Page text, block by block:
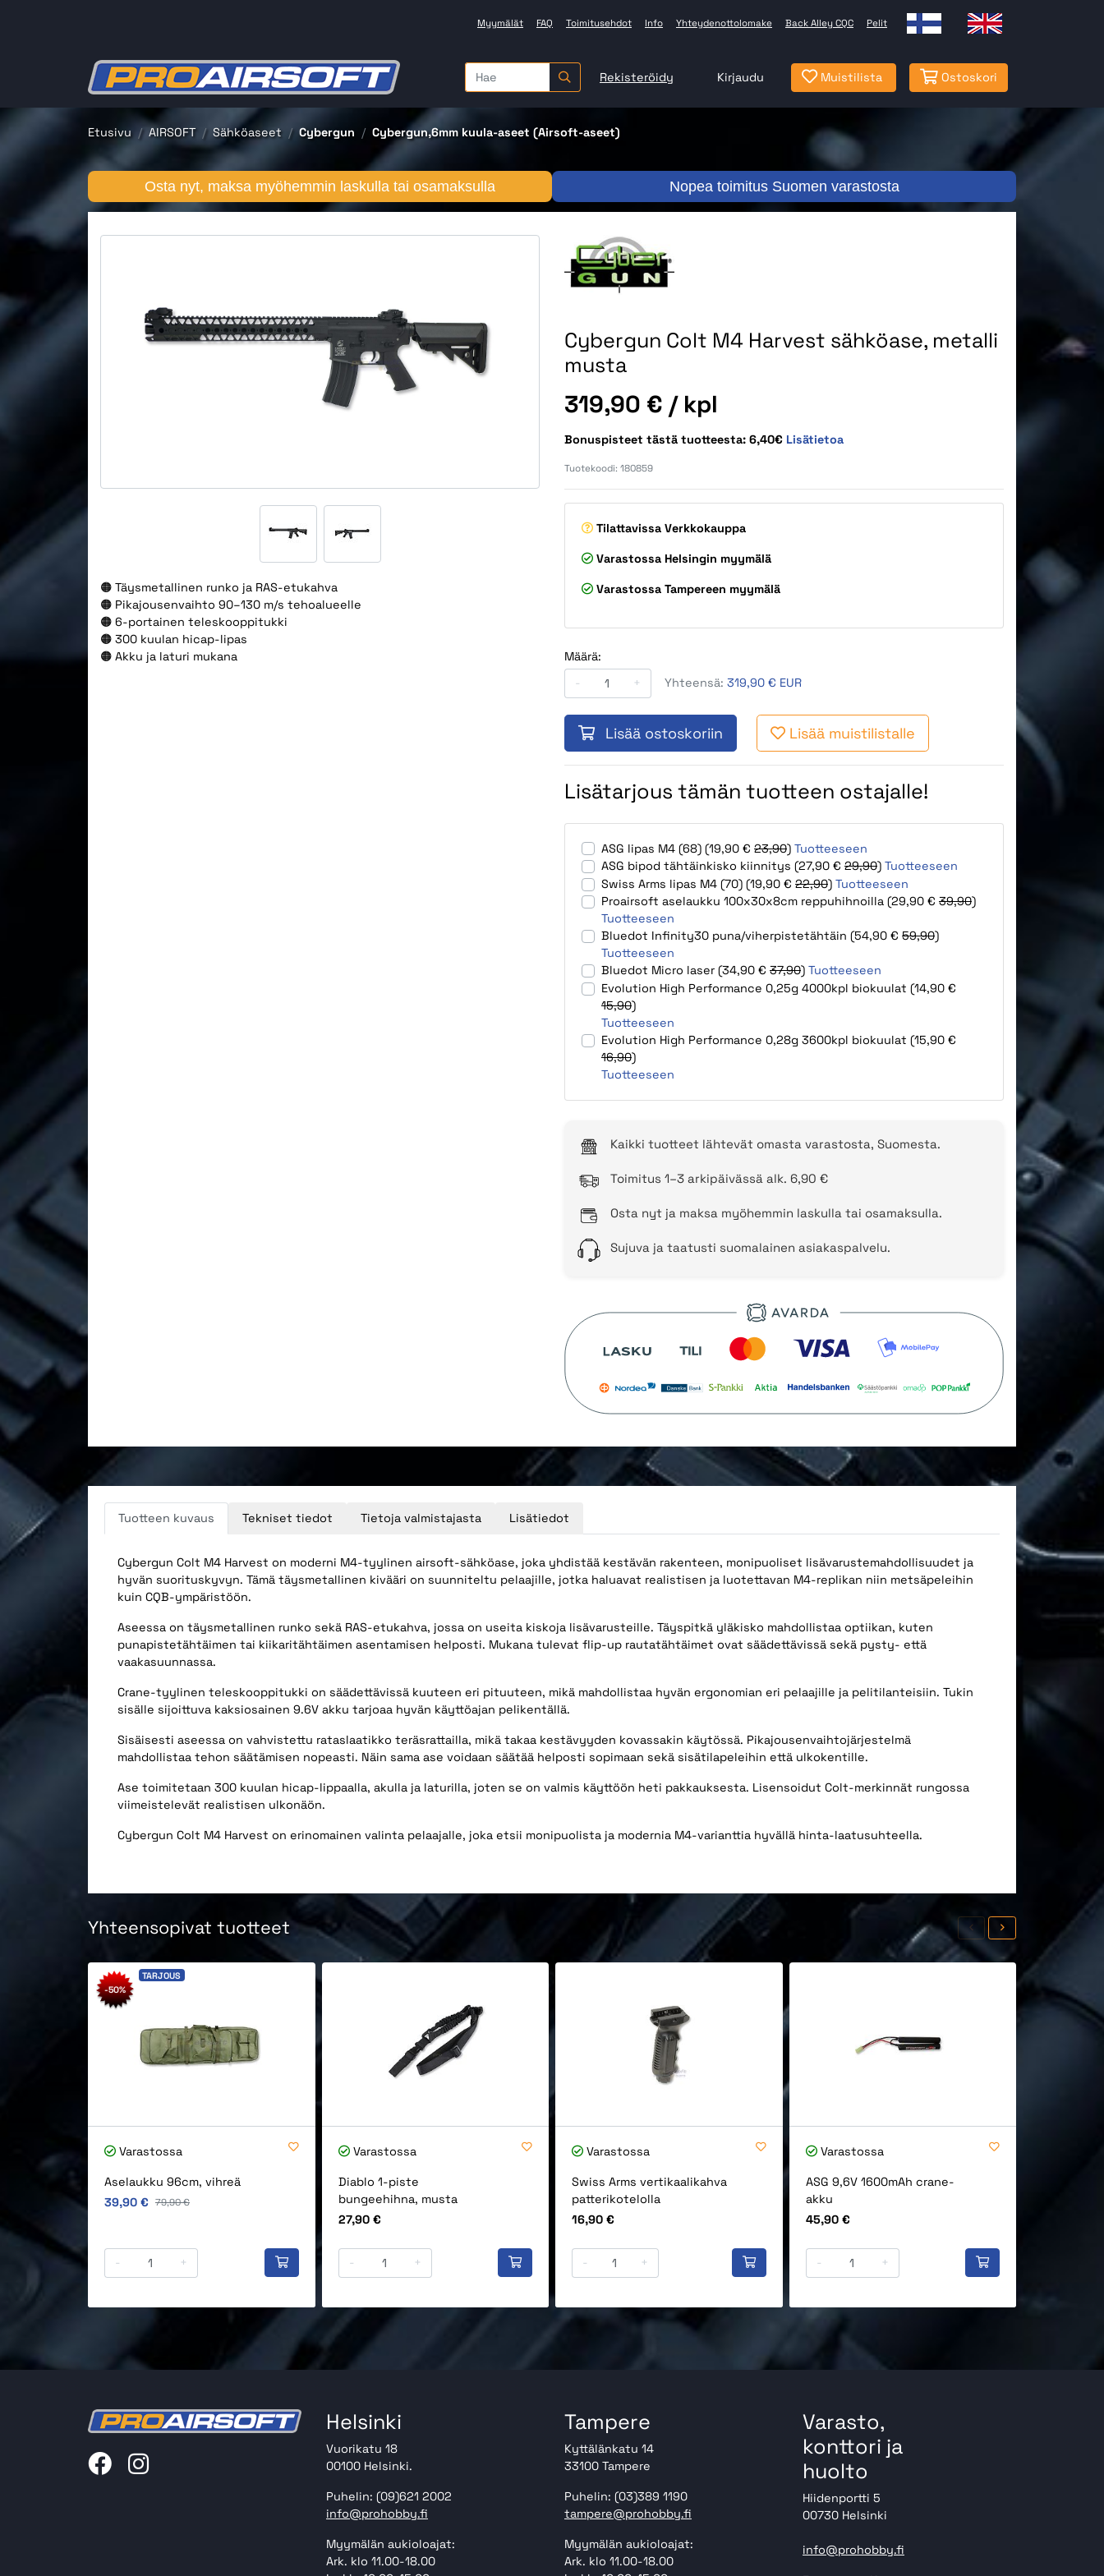
Myymälät FAQ Toimitusehdot Info Yhteydenottolomake Back Alley CQC Pelit
Rekisteröidy Kirjaudu Muistilista Ostoskori
Etusivu AIRSOFT Sähköaseet Cybergun Cybergun,6mm kuula-aseet (Airsoft-aseet)
Osta nyt, maksa myöhemmin laskulla tai osamaksulla Nopea toimitus Suomen varastosta
🟠 Täysmetallinen runko ja RAS-etukahva
🟠 Pikajousenvaihto 90–130 m/s tehoalueelle
🟠 6-portainen teleskooppitukki
🟠 300 kuulan hicap-lipas
🟠 Akku ja laturi mukana
Cybergun Colt M4 Harvest sähköase, metalli
musta
Hinta
319,90 € / kpl
Bonuspisteet tästä tuotteesta: 6,40€ Lisätietoa
Tuotekoodi: 180859
Tilattavissa Verkkokauppa
Varastossa Helsingin myymälä
Varastossa Tampereen myymälä
Määrä:
-
+ Yhteensä: 319,90 € EUR
Lisää ostoskoriin Lisää muistilistalle
Lisätarjous tämän tuotteen ostajalle!
ASG lipas M4 (68) (19,90 € 23,90) Tuotteeseen
ASG bipod tähtäinkisko kiinnitys (27,90 € 29,90) Tuotteeseen
Swiss Arms lipas M4 (70) (19,90 € 22,90) Tuotteeseen
Proairsoft aselaukku 100x30x8cm reppuhihnoilla (29,90 € 39,90)
Tuotteeseen
Bluedot Infinity30 puna/viherpistetähtäin (54,90 € 59,90)
Tuotteeseen
Bluedot Micro laser (34,90 € 37,90) Tuotteeseen
Evolution High Performance 0,25g 4000kpl biokuulat (14,90 €
15,90)
Tuotteeseen
Evolution High Performance 0,28g 3600kpl biokuulat (15,90 €
16,90)
Tuotteeseen
Kaikki tuotteet lähtevät omasta varastosta, Suomesta.
Toimitus 1–3 arkipäivässä alk. 6,90 €
Osta nyt ja maksa myöhemmin laskulla tai osamaksulla.
Sujuva ja taatusti suomalainen asiakaspalvelu.
Tuotteen kuvaus Tekniset tiedot Tietoja valmistajasta Lisätiedot
Cybergun Colt M4 Harvest on moderni M4-tyylinen airsoft-sähköase, joka yhdistää kestävän rakenteen, monipuoliset lisävarustemahdollisuudet ja
hyvän suorituskyvyn. Tämä täysmetallinen kivääri on suunniteltu pelaajille, jotka haluavat realistisen ja luotettavan M4-replikan niin metsäpeleihin
kuin CQB-ympäristöön.
Aseessa on täysmetallinen runko sekä RAS-etukahva, jossa on useita kiskoja lisävarusteille. Täyspitkä yläkisko mahdollistaa optiikan, kuten
punapistetähtäimen tai kiikaritähtäimen asentamisen helposti. Mukana tulevat flip-up rautatähtäimet ovat säädettävissä sekä pysty- että
vaakasuunnassa.
Crane-tyylinen teleskooppitukki on säädettävissä kuuteen eri pituuteen, mikä mahdollistaa hyvän ergonomian eri pelaajille ja pelitilanteisiin. Tukin
sisälle sijoittuva kaksiosainen 9.6V akku tarjoaa hyvän käyttöajan pelikentällä.
Sisäisesti aseessa on vahvistettu rataslaatikko teräsrattailla, mikä takaa kestävyyden kovassakin käytössä. Pikajousenvaihtojärjestelmä
mahdollistaa tehon säätämisen nopeasti. Näin sama ase voidaan säätää helposti sopimaan sekä sisätilapeleihin että ulkokentille.
Ase toimitetaan 300 kuulan hicap-lippaalla, akulla ja laturilla, joten se on valmis käyttöön heti pakkauksesta. Lisensoidut Colt-merkinnät rungossa
viimeistelevät realistisen ulkonäön.
Cybergun Colt M4 Harvest on erinomainen valinta pelaajalle, joka etsii monipuolista ja modernia M4-varianttia hyvällä hinta-laatusuhteella.
Yhteensopivat tuotteet
-50%
TARJOUS
Varastossa
Aselaukku 96cm, vihreä
Alkuperäinen hinta
39,90 € Alkuperäinen hinta
79,90 €
- +
Varastossa
Diablo 1-piste
bungeehihna, musta
Hinta
27,90 €
- +
Varastossa
Swiss Arms vertikaalikahva
patterikotelolla
Hinta
16,90 €
- +
Varastossa
ASG 9,6V 1600mAh crane-
akku
Hinta
45,90 €
- +
Helsinki
Vuorikatu 18
00100 Helsinki.
Puhelin: (09)621 2002
info@prohobby.fi
Myymälän aukioloajat:
Ark. klo 11.00-18.00
Tampere
Kyttälänkatu 14
33100 Tampere
Puhelin: (03)389 1190
tampere@prohobby.fi
Myymälän aukioloajat:
Ark. klo 11.00-18.00
Varasto,
konttori ja
huolto
Hiidenportti 5
00730 Helsinki
info@prohobby.fi